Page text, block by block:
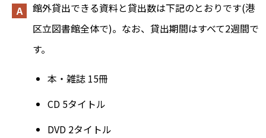
館外貸出できる資料と貸出数は下記のとおりです(港
区立図書館全体で)。なお、貸出期間はすべて2週間で
す。
本・雑誌 15冊
CD 5タイトル
DVD 2タイトル